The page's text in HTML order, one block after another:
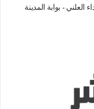
العلني - بوابة المدينة